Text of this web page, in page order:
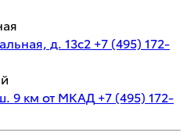
д. 13с2 +7 (495) 172-
9 км от МКАД +7 (495) 172-